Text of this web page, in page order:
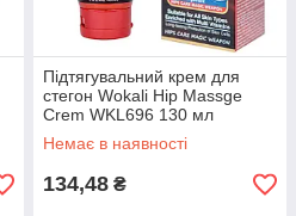
Підтягувальний крем для
стегон Wokali Hip Massge
Crem WKL696 130 мл
Немає в наявності
134,48 ₴